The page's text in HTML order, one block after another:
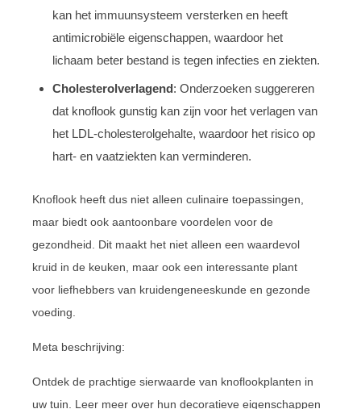
kan het immuunsysteem versterken en heeft
antimicrobiële eigenschappen, waardoor het
lichaam beter bestand is tegen infecties en ziekten.
Cholesterolverlagend: Onderzoeken suggereren
dat knoflook gunstig kan zijn voor het verlagen van
het LDL-cholesterolgehalte, waardoor het risico op
hart- en vaatziekten kan verminderen.
Knoflook heeft dus niet alleen culinaire toepassingen,
maar biedt ook aantoonbare voordelen voor de
gezondheid. Dit maakt het niet alleen een waardevol
kruid in de keuken, maar ook een interessante plant
voor liefhebbers van kruidengeneeskunde en gezonde
voeding.
Meta beschrijving:
Ontdek de prachtige sierwaarde van knoflookplanten in
uw tuin. Leer meer over hun decoratieve eigenschappen